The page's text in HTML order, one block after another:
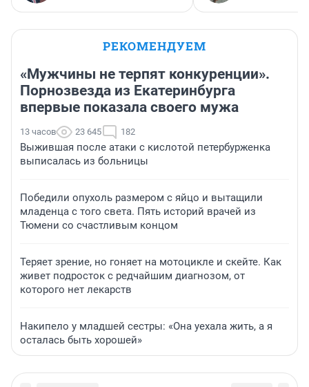
РЕКОМЕНДУЕМ
«Мужчины не терпят конкуренции».
Порнозвезда из Екатеринбурга
впервые показала своего мужа
13 часов 23 645 182
Выжившая после атаки с кислотой петербурженка
выписалась из больницы
Победили опухоль размером с яйцо и вытащили
младенца с того света. Пять историй врачей из
Тюмени со счастливым концом
Теряет зрение, но гоняет на мотоцикле и скейте. Как
живет подросток с редчайшим диагнозом, от
которого нет лекарств
Накипело у младшей сестры: «Она уехала жить, а я
осталась быть хорошей»